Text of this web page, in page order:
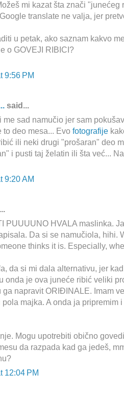
mi kazat šta znači
translate ne valja, jer
u petak, ako saznam kakvo
o GOVEJI RIBICI?
9:56 PM
said...
me sad namučio jer sam
to deo mesa... Evo fotografije
ili neki drugi "prošaran" deo
i pusti taj želatin ili šta već...
9:20 AM
PUUUUNO HVALA maslinka.
Da si se namučiola, hihi.
thinks it is. Especially,
da si mi dala alternativu, jer
onda je ova juneće ribić veliki
ga napravit ORIĐINALE. Imam
majka. A onda ja pripremim
Mogu upotrebiti obično
da razpada kad ga jedeš,
12:04 PM